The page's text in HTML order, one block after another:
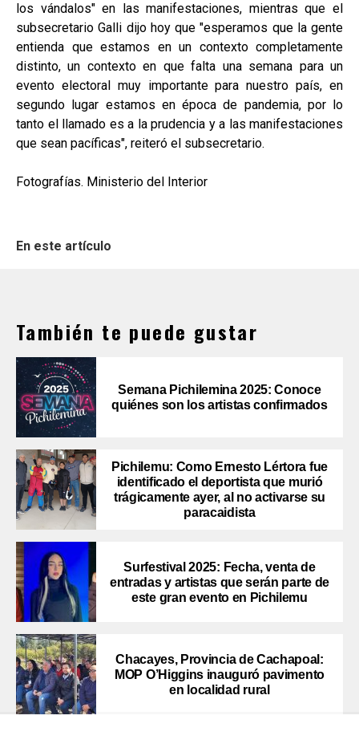
los vándalos" en las manifestaciones, mientras que el
subsecretario Galli dijo hoy que "esperamos que la gente
entienda que estamos en un contexto completamente
distinto, un contexto en que falta una semana para un
evento electoral muy importante para nuestro país, en
segundo lugar estamos en época de pandemia, por lo
tanto el llamado es a la prudencia y a las manifestaciones
que sean pacíficas", reiteró el subsecretario.
Fotografías. Ministerio del Interior
En este artículo
También te puede gustar
Semana Pichilemina 2025: Conoce
quiénes son los artistas confirmados
Pichilemu: Como Ernesto Lértora fue
identificado el deportista que murió
trágicamente ayer, al no activarse su
paracaidista
Surfestival 2025: Fecha, venta de
entradas y artistas que serán parte de
este gran evento en Pichilemu
Chacayes, Provincia de Cachapoal:
MOP O’Higgins inauguró pavimento
en localidad rural